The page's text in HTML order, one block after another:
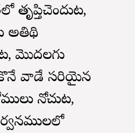
తృప్తిచెందుట,
అతిథి
మొదలగు
వాడే సరియైన
నోచుట,